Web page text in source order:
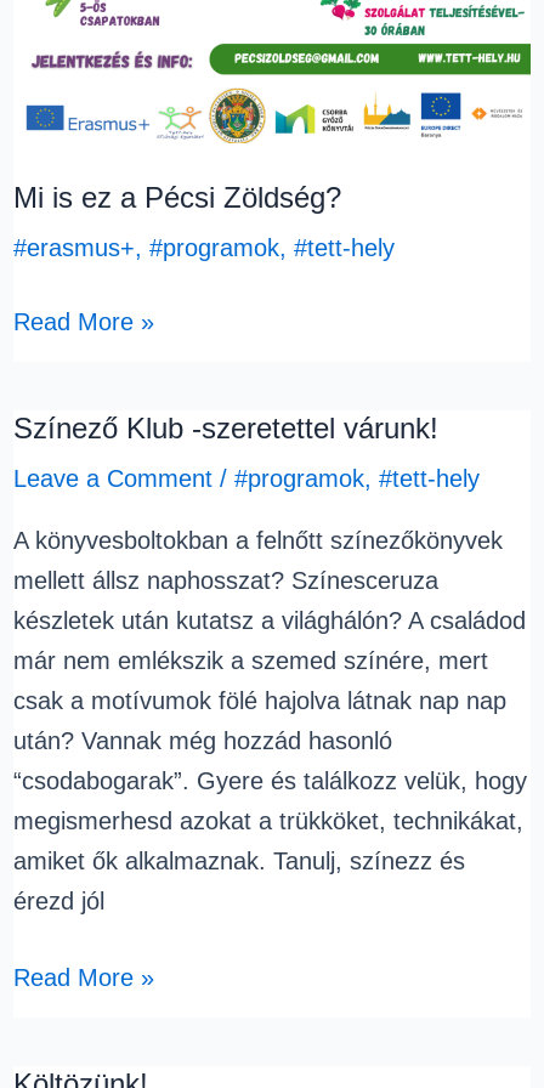
Mi is ez a Pécsi Zöldség?
#erasmus+, #programok, #tett-hely
Read More »
Színező Klub -szeretettel várunk!
Leave a Comment / #programok, #tett-hely
A könyvesboltokban a felnőtt színezőkönyvek
mellett állsz naphosszat? Színesceruza
készletek után kutatsz a világhálón? A családod
már nem emlékszik a szemed színére, mert
csak a motívumok fölé hajolva látnak nap nap
után? Vannak még hozzád hasonló
“csodabogarak”. Gyere és találkozz velük, hogy
megismerhesd azokat a trükköket, technikákat,
amiket ők alkalmaznak. Tanulj, színezz és
érezd jól
Színező
Klub
szeretettel
várunk!
Read More »